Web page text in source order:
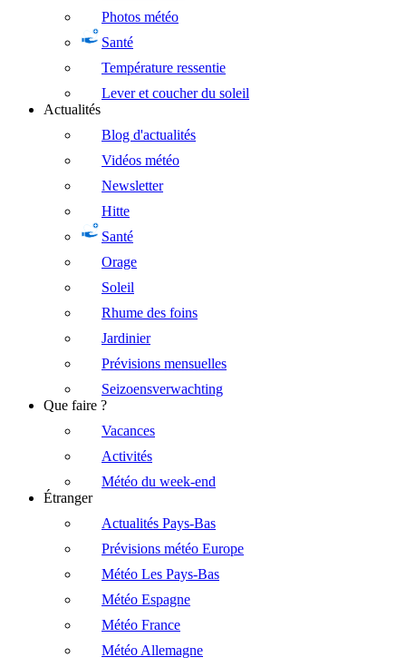
Photos météo
Santé
Température ressentie
Lever et coucher du soleil
Actualités
Blog d'actualités
Vidéos météo
Newsletter
Hitte
Santé
Orage
Soleil
Rhume des foins
Jardinier
Prévisions mensuelles
Seizoensverwachting
Que faire ?
Vacances
Activités
Météo du week-end
Étranger
Actualités Pays-Bas
Prévisions météo Europe
Météo Les Pays-Bas
Météo Espagne
Météo France
Météo Allemagne